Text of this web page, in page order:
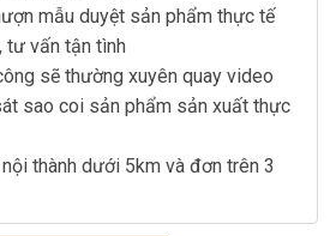
mẫu duyệt sản phẩm thực tế
tư vấn tận tình
sẽ thường xuyên quay video
sao coi sản phẩm sản xuất thực
thành dưới 5km và đơn trên 3